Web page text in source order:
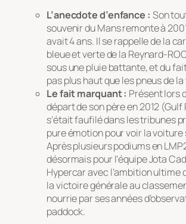
L’anecdote d’enfance : Son
souvenir du Mans remonte à
avait 4 ans. Il se rappelle de la
bleue et verte de la Reynard-
sous une pluie battante, et du fait
pas plus haut que les pneus de
Le fait marquant : Présent lors
départ de son père en 2012 (Gulf
s’était faufilé dans les tribunes
pure émotion pour voir la voiture
Après plusieurs podiums en
désormais pour l’équipe Jota
Hypercar avec l’ambition ultime
la victoire générale au
nourrie par ses années
paddock.